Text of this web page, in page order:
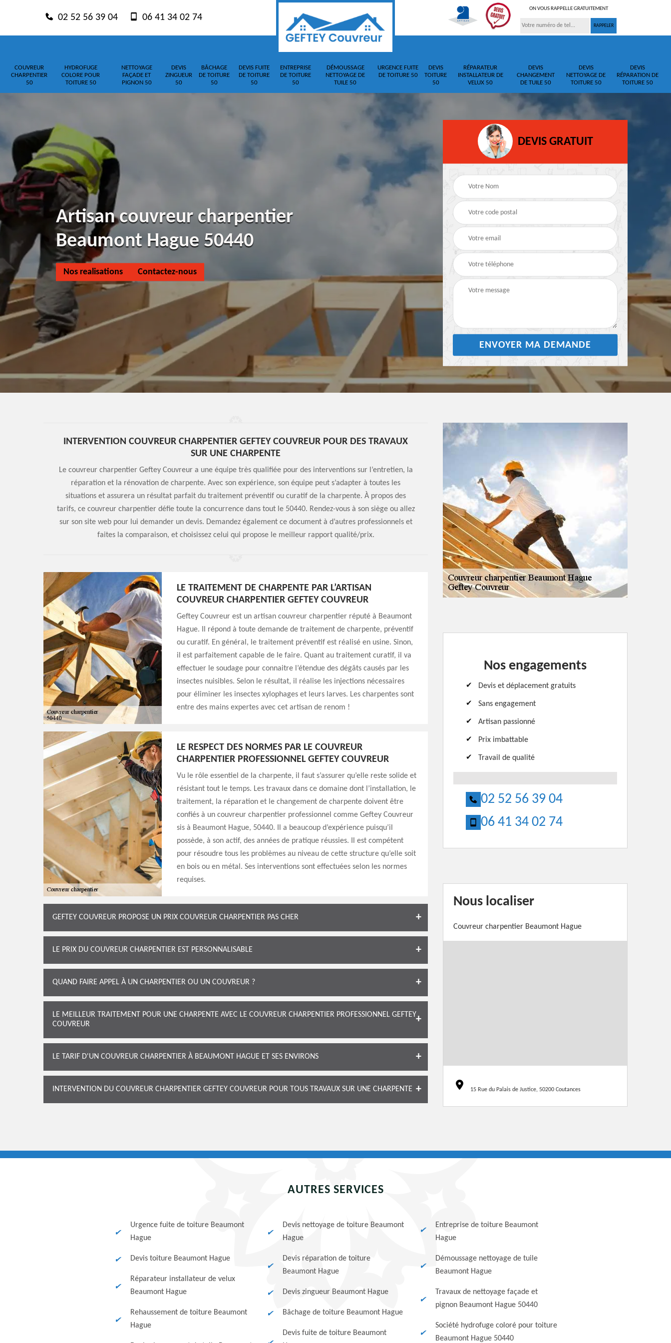
02 52 56 39 04 06 41 34 02 74
ON VOUS RAPPELLE GRATUITEMENT
COUVREUR
CHARPENTIER
50
HYDROFUGE
COLORE POUR
TOITURE 50
NETTOYAGE
FAÇADE ET
PIGNON 50
DEVIS
ZINGUEUR
50
BÂCHAGE
DE TOITURE
50
DEVIS FUITE
DE TOITURE
50
ENTREPRISE
DE TOITURE
50
DÉMOUSSAGE
NETTOYAGE DE
TUILE 50
URGENCE FUITE
DE TOITURE 50
DEVIS
TOITURE
50
RÉPARATEUR
INSTALLATEUR DE
VELUX 50
DEVIS
CHANGEMENT
DE TUILE 50
DEVIS
NETTOYAGE DE
TOITURE 50
DEVIS
RÉPARATION DE
TOITURE 50
Artisan couvreur charpentier
Beaumont Hague 50440
Nos realisations Contactez-nous
DEVIS GRATUIT
INTERVENTION COUVREUR CHARPENTIER GEFTEY COUVREUR POUR DES TRAVAUX
SUR UNE CHARPENTE
Le couvreur charpentier Geftey Couvreur a une équipe très qualifiée pour des interventions sur l’entretien, la
réparation et la rénovation de charpente. Avec son expérience, son équipe peut s’adapter à toutes les
situations et assurera un résultat parfait du traitement préventif ou curatif de la charpente. À propos des
tarifs, ce couvreur charpentier défie toute la concurrence dans tout le 50440. Rendez-vous à son siège ou allez
sur son site web pour lui demander un devis. Demandez également ce document à d’autres professionnels et
faites la comparaison, et choisissez celui qui propose le meilleur rapport qualité/prix.
LE TRAITEMENT DE CHARPENTE PAR L’ARTISAN
COUVREUR CHARPENTIER GEFTEY COUVREUR
Geftey Couvreur est un artisan couvreur charpentier réputé à Beaumont
Hague. Il répond à toute demande de traitement de charpente, préventif
ou curatif. En général, le traitement préventif est réalisé en usine. Sinon,
il est parfaitement capable de le faire. Quant au traitement curatif, il va
effectuer le soudage pour connaitre l’étendue des dégâts causés par les
insectes nuisibles. Selon le résultat, il réalise les injections nécessaires
pour éliminer les insectes xylophages et leurs larves. Les charpentes sont
entre des mains expertes avec cet artisan de renom !
LE RESPECT DES NORMES PAR LE COUVREUR
CHARPENTIER PROFESSIONNEL GEFTEY COUVREUR
Vu le rôle essentiel de la charpente, il faut s’assurer qu’elle reste solide et
résistant tout le temps. Les travaux dans ce domaine dont l’installation, le
traitement, la réparation et le changement de charpente doivent être
confiés à un couvreur charpentier professionnel comme Geftey Couvreur
sis à Beaumont Hague, 50440. Il a beaucoup d’expérience puisqu’il
possède, à son actif, des années de pratique réussies. Il est compétent
pour résoudre tous les problèmes au niveau de cette structure qu’elle soit
en bois ou en métal. Ses interventions sont effectuées selon les normes
requises.
GEFTEY COUVREUR PROPOSE UN PRIX COUVREUR CHARPENTIER PAS CHER
LE PRIX DU COUVREUR CHARPENTIER EST PERSONNALISABLE
QUAND FAIRE APPEL À UN CHARPENTIER OU UN COUVREUR ?
LE MEILLEUR TRAITEMENT POUR UNE CHARPENTE AVEC LE COUVREUR CHARPENTIER PROFESSIONNEL GEFTEY
COUVREUR
LE TARIF D'UN COUVREUR CHARPENTIER À BEAUMONT HAGUE ET SES ENVIRONS
INTERVENTION DU COUVREUR CHARPENTIER GEFTEY COUVREUR POUR TOUS TRAVAUX SUR UNE CHARPENTE
Nos engagements
Devis et déplacement gratuits
Sans engagement
Artisan passionné
Prix imbattable
Travail de qualité
02 52 56 39 04
06 41 34 02 74
Nous localiser
Couvreur charpentier Beaumont Hague
15 Rue du Palais de Justice, 50200 Coutances
AUTRES SERVICES
Urgence fuite de toiture Beaumont
Hague
Devis toiture Beaumont Hague
Réparateur installateur de velux
Beaumont Hague
Rehaussement de toiture Beaumont
Hague
Devis nettoyage de toiture Beaumont
Hague
Devis réparation de toiture
Beaumont Hague
Devis zingueur Beaumont Hague
Bâchage de toiture Beaumont Hague
Devis fuite de toiture Beaumont
Entreprise de toiture Beaumont
Hague
Démoussage nettoyage de tuile
Beaumont Hague
Travaux de nettoyage façade et
pignon Beaumont Hague 50440
Société hydrofuge coloré pour toiture
Beaumont Hague 50440